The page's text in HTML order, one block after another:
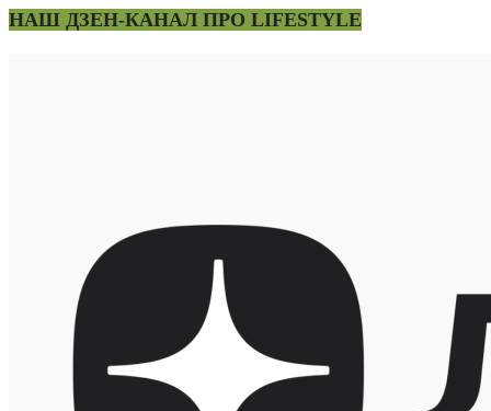
НАШ ДЗЕН-КАНАЛ ПРО LIFESTYLE